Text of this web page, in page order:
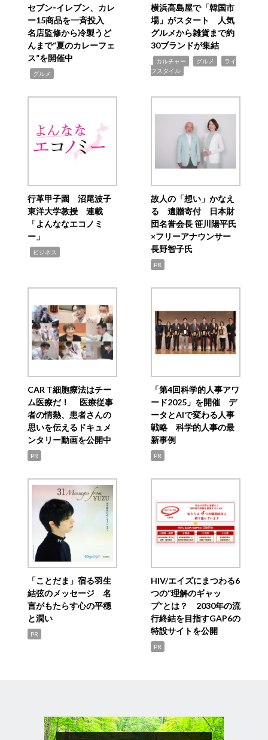
セブン‐イレブン、カレ
ー15商品を一斉投入
名店監修から冷製うど
んまで“夏のカレーフェ
ス”を開催中
グルメ
横浜高島屋で「韓国市
場」がスタート 人気
グルメから雑貨まで約
30ブランドが集結
カルチャー グルメ
ライ
フスタイル
行革甲子園 沼尾波子
東洋大学教授 連載
「よんななエコノミ
ー」
ビジネス
故人の「想い」かなえ
る 遺贈寄付 日本財
団名誉会長 笹川陽平氏
×フリーアナウンサー
長野智子氏
PR
CAR T細胞療法はチー
ム医療だ！ 医療従事
者の情熱、患者さんの
思いを伝えるドキュメ
ンタリー動画を公開中
PR
「第4回科学的人事アワ
ード2025」を開催 デ
ータとAIで変わる人事
戦略 科学的人事の最
新事例
PR
「ことだま」宿る羽生
結弦のメッセージ 名
言がもたらす心の平穏
と潤い
PR
HIV/エイズにまつわる6
つの“理解のギャッ
プ”とは？ 2030年の流
行終結を目指すGAP6の
特設サイトを公開
PR